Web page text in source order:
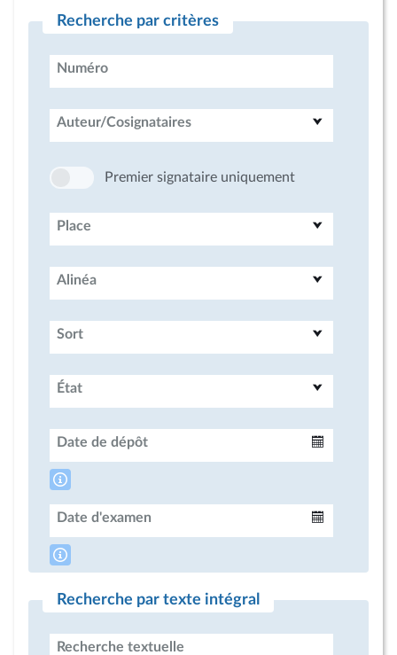
Recherche par critères
Numéro
Auteur/Cosignataires
Premier signataire uniquement
Place
Alinéa
Sort
État
Date de dépôt
Date d'examen
Recherche par texte intégral
Recherche textuelle